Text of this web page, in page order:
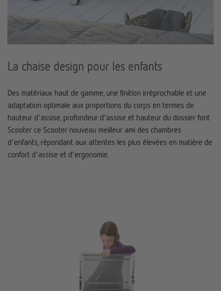
La chaise design pour les enfants
Des matériaux haut de gamme, une finition irréprochable et une
adaptation optimale aux proportions du corps en termes de
hauteur d'assise, profondeur d'assise et hauteur du dossier font
Scooter ce Scooter nouveau meilleur ami des chambres
d'enfants, répondant aux attentes les plus élevées en matière de
confort d'assise et d'ergonomie.